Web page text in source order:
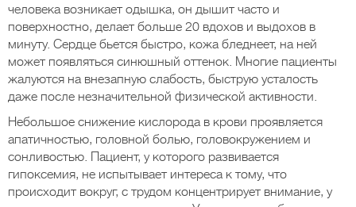
человека возникает одышка, он дышит часто и
поверхностно, делает больше 20 вдохов и выдохов в
минуту. Сердце бьется быстро, кожа бледнеет, на ней
может появляться синюшный оттенок. Многие пациенты
жалуются на внезапную слабость, быструю усталость
даже после незначительной физической активности.
Небольшое снижение кислорода в крови проявляется
апатичностью, головной болью, головокружением и
сонливостью. Пациент, у которого развивается
гипоксемия, не испытывает интереса к тому, что
происходит вокруг, с трудом концентрирует внимание, у